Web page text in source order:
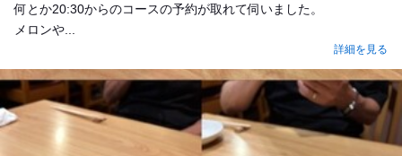
何とか20:30からのコースの予約が取れて伺いました。
メロンや...
詳細を見る